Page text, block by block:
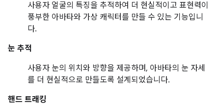
사용자 얼굴의 특징을 추적하여 더 현실적이고 표현력이
풍부한 아바타와 가상 캐릭터를 만들 수 있는 기능입니
다.
눈 추적
사용자 눈의 위치와 방향을 제공하며, 아바타의 눈 자세
를 더 현실적으로 만들도록 설계되었습니다.
핸드 트래킹